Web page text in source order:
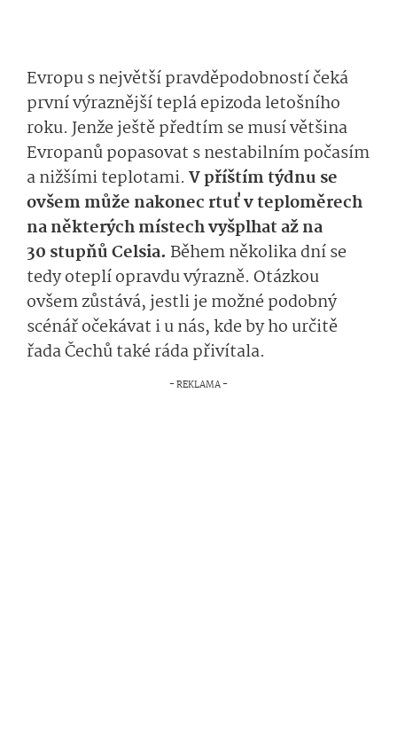
Evropu s největší pravděpodobností čeká
první výraznější teplá epizoda letošního
roku. Jenže ještě předtím se musí většina
Evropanů popasovat s nestabilním počasím
a nižšími teplotami. V příštím týdnu se
ovšem může nakonec rtuť v teploměrech
na některých místech vyšplhat až na
30 stupňů Celsia. Během několika dní se
tedy oteplí opravdu výrazně. Otázkou
ovšem zůstává, jestli je možné podobný
scénář očekávat i u nás, kde by ho určitě
řada Čechů také ráda přivítala.